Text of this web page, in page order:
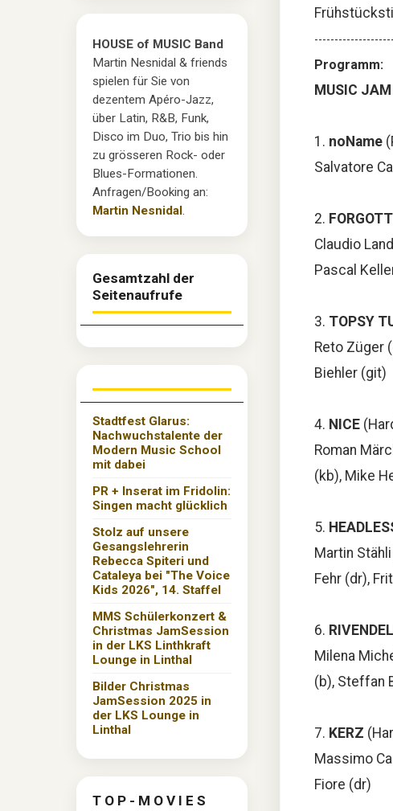
Programm:
MUSIC
1. noName
Salvatore
2.
Claudio
Pascal
3. TOPSY
Reto Züger
Biehler (git)
4. NICE
Roman
(kb), Mike
5.
Martin
Fehr (dr),
6.
Milena
(b), Steffan
7. KERZ
Massimo
Fiore (dr)
HOUSE of MUSIC Band
Martin Nesnidal & friends
spielen für Sie von
dezentem Apéro-Jazz,
über Latin, R&B, Funk,
Disco im Duo, Trio bis hin
zu grösseren Rock- oder
Blues-Formationen.
Anfragen/Booking an:
Martin Nesnidal.
Gesamtzahl der
Seitenaufrufe
Stadtfest Glarus:
Nachwuchstalente der
Modern Music School
mit dabei
PR + Inserat im Fridolin:
Singen macht glücklich
Stolz auf unsere
Gesangslehrerin
Rebecca Spiteri und
Cataleya bei "The Voice
Kids 2026", 14. Staffel
MMS Schülerkonzert &
Christmas JamSession
in der LKS Linthkraft
Lounge in Linthal
Bilder Christmas
JamSession 2025 in
der LKS Lounge in
Linthal
T O P - M O V I E S